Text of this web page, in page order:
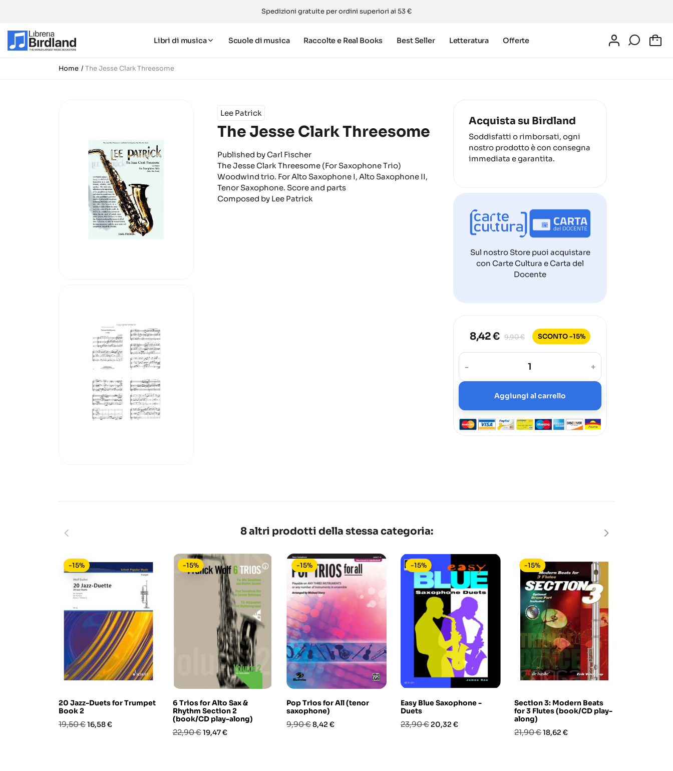
Spedizioni gratuite per ordini superiori ai 53 €
Libri di musica Scuole di musica Raccolte e Real Books Best Seller Letteratura Offerte
Home The Jesse Clark Threesome
Lee Patrick
The Jesse Clark Threesome
Published by Carl Fischer
The Jesse Clark Threesome (For Saxophone Trio)
Woodwind trio. For Alto Saxophone I, Alto Saxophone II,
Tenor Saxophone. Score and parts
Composed by Lee Patrick
Acquista su Birdland
Soddisfatti o rimborsati, ogni
nostro prodotto è con consegna
immediata e garantita.
Sul nostro Store puoi acquistare
con Carte Cultura e Carta del
Docente
8,42 € 9,90 € SCONTO -15%
- +
Aggiungi al carrello
8 altri prodotti della stessa categoria:
20 Jazz-Duets for Trumpet
Book 2
Prezzo
19,50 €Prezzo
16,58 €
-15%
6 Trios for Alto Sax &
Rhythm Section 2
(book/CD play-along)
Prezzo
22,90 €Prezzo
19,47 €
-15%
Pop Trios for All (tenor
saxophone)
Prezzo
9,90 €Prezzo
8,42 €
-15%
Easy Blue Saxophone -
Duets
Prezzo
23,90 € Prezzo
20,32 €
-15%
Section 3: Modern Beats
for 3 Flutes (book/CD play-
along)
Prezzo
21,90 €Prezzo
18,62 €
-15%